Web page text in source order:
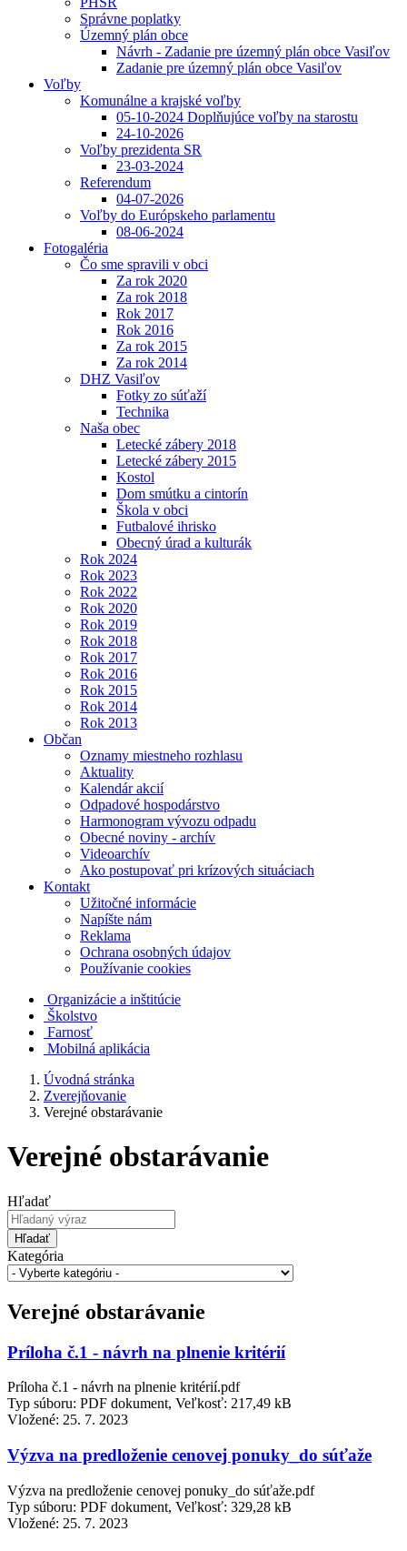
Správne poplatky
Územný plán obce
Návrh - Zadanie pre územný plán obce Vasiľov
Zadanie pre územný plán obce Vasiľov
Voľby
Komunálne a krajské voľby
05-10-2024 Doplňujúce voľby na starostu
24-10-2026
Voľby prezidenta SR
23-03-2024
Referendum
04-07-2026
Voľby do Európskeho parlamentu
08-06-2024
Fotogaléria
Čo sme spravili v obci
Za rok 2020
Za rok 2018
Rok 2017
Rok 2016
Za rok 2015
Za rok 2014
DHZ Vasiľov
Fotky zo súťaží
Technika
Naša obec
Letecké zábery 2018
Letecké zábery 2015
Kostol
Dom smútku a cintorín
Škola v obci
Futbalové ihrisko
Obecný úrad a kulturák
Rok 2024
Rok 2023
Rok 2022
Rok 2020
Rok 2019
Rok 2018
Rok 2017
Rok 2016
Rok 2015
Rok 2014
Rok 2013
Občan
Oznamy miestneho rozhlasu
Aktuality
Kalendár akcií
Odpadové hospodárstvo
Harmonogram vývozu odpadu
Obecné noviny - archív
Videoarchív
Ako postupovať pri krízových situáciach
Kontakt
Užitočné informácie
Napíšte nám
Reklama
Ochrana osobných údajov
Používanie cookies
Organizácie a inštitúcie
Školstvo
Farnosť
Mobilná aplikácia
Úvodná stránka
Zverejňovanie
Verejné obstarávanie
Verejné obstarávanie
Hľadať
Hľadať
Kategória
Verejné obstarávanie
Príloha č.1 - návrh na plnenie kritérií
Príloha č.1 - návrh na plnenie kritérií.pdf
Typ súboru: PDF dokument, Veľkosť: 217,49 kB
Vložené: 25. 7. 2023
Výzva na predloženie cenovej ponuky_do súťaže
Výzva na predloženie cenovej ponuky_do súťaže.pdf
Typ súboru: PDF dokument, Veľkosť: 329,28 kB
Vložené: 25. 7. 2023